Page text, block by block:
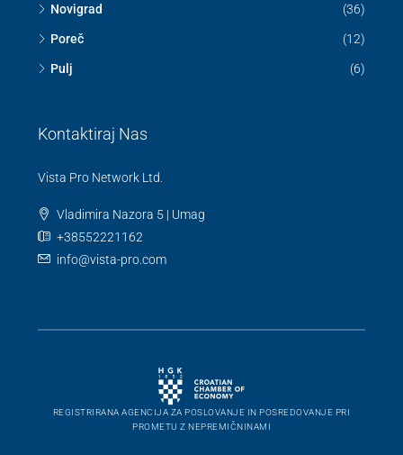
Novigrad (36)
Poreč (12)
Pulj (6)
Kontaktiraj Nas
Vista Pro Network Ltd.
Vladimira Nazora 5 | Umag
+38552221162
info@vista-pro.com
REGISTRIRANA AGENCIJA ZA POSLOVANJE IN POSREDOVANJE PRI
PROMETU Z NEPREMIČNINAMI